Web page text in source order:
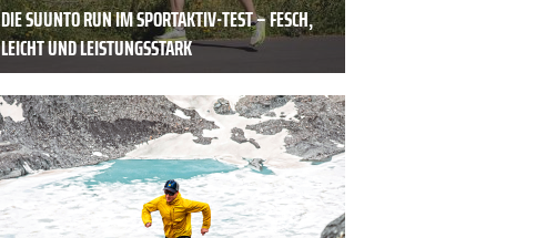
DIE SUUNTO RUN IM SPORTAKTIV-TEST – FESCH,
LEICHT UND LEISTUNGSSTARK